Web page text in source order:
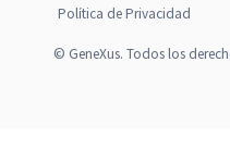
Política de Privacidad
© GeneXus. Todos los